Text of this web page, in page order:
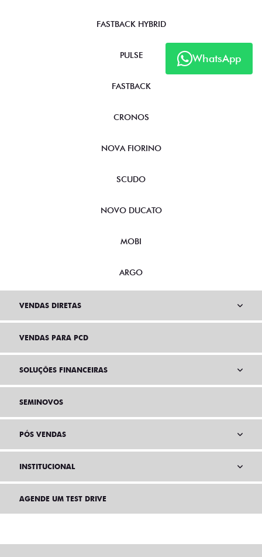
WhatsApp
FASTBACK HYBRID
PULSE
FASTBACK
CRONOS
NOVA FIORINO
SCUDO
NOVO DUCATO
MOBI
ARGO
VENDAS DIRETAS
VENDAS PARA PCD
SOLUÇÕES FINANCEIRAS
SEMINOVOS
PÓS VENDAS
INSTITUCIONAL
AGENDE UM TEST DRIVE